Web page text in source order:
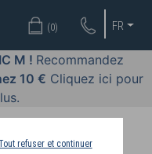
refuser et continuer
FR
(0)
M ! Recommandez
10 € Cliquez ici pour